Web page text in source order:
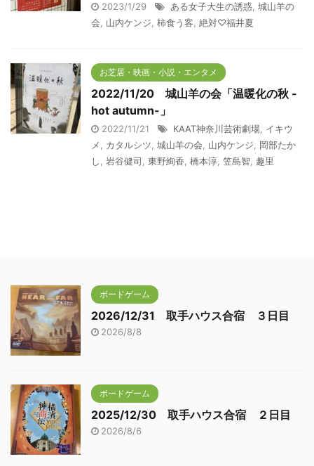
2023/1/29 ある女子大生の誘惑 城山羊の
会
山内ケンジ 柿食う客 絶対♡福井夏
お芝居・映画・小説・エンタメ
2022/11/20 城山羊の会「温暖化の秋 -
hot autumn-」
2022/11/21 KAAT神奈川芸術劇場 イキウ
メ
カタルシツ 城山羊の会 山内ケンジ
岡部たか
し
岩谷健司 東野絢香 橋本淳 笠島智 趣里
ボードゲーム
2026/12/31 取手ハウス合宿 ３日目
2026/8/8
ボードゲーム
2025/12/30 取手ハウス合宿 ２日目
2026/8/6